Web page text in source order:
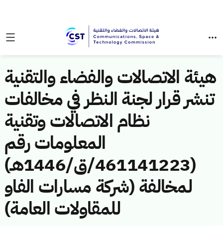
هيئة الاتصالات والفضاء والتقنية
تنشر قرار لجنة النظر في مخالفات
نظام الاتصالات وتقنية
المعلومات رقم
(461141223/ق/1446هـ)
لمخالفة (شركة مسارات الفاو
للمقاولات العامة)